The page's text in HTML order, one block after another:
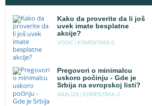
Kako da proverite da li još
uvek imate besplatne
akcije?
VODIC | KOMENTARA: 0
Pregovori o minimalcu
uskoro počinju - Gde je
Srbija na evropskoj listi?
ANALIZA | KOMENTARA: 0